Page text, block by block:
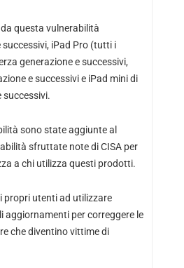
questa vulnerabilità
successivi, iPad Pro (tutti i
generazione e successivi,
e successivi e iPad mini di
successivi.
sono state aggiunte al
sfruttate note di CISAper
a chi utilizza questi prodotti.
propri utenti ad utilizzare
aggiornamenti per correggere le
che diventino vittime di